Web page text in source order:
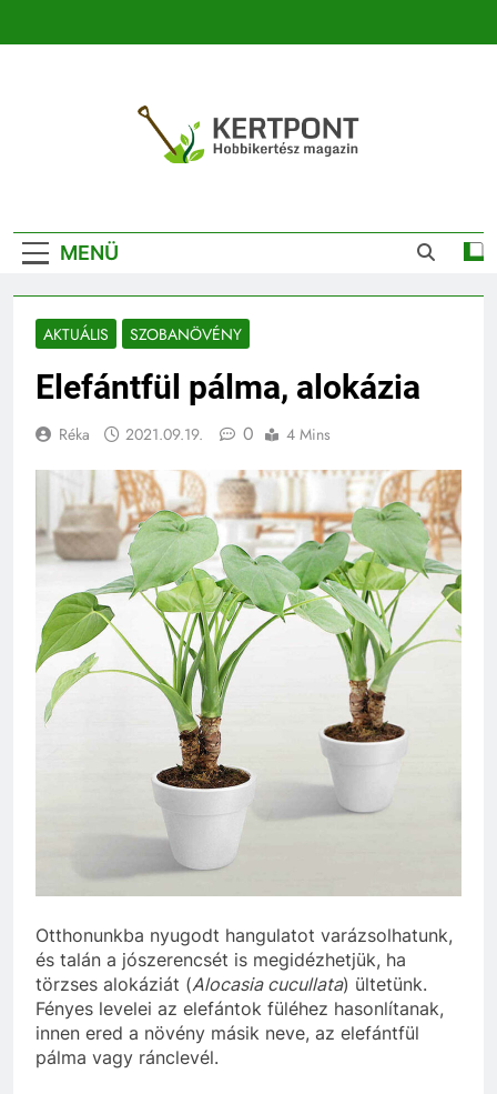
Kertészeti
Magazin |
Növénykereső És
Növényhatározó
MENÜ
AKTUÁLIS SZOBANÖVÉNY
Elefántfül pálma, alokázia
Réka 2021.09.19. 0 4 Mins
Otthonunkba nyugodt hangulatot varázsolhatunk,
és talán a jószerencsét is megidézhetjük, ha
törzses alokáziát (Alocasia cucullata) ültetünk.
Fényes levelei az elefántok füléhez hasonlítanak,
innen ered a növény másik neve, az elefántfül
pálma vagy ránclevél.